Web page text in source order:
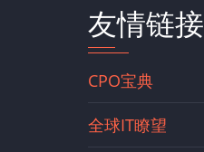
友情链接
CPO宝典
全球IT瞭望